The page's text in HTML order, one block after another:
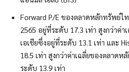
Forward P/E ของตลาดหลักทรัพย์
2565 อยู่ที่ระดับ 17.3 เท่า สูงกว่าค่
เอเชียซึ่งอยู่ที่ระดับ 13.1 เท่า และ
18.5 เท่า สูงกว่าค่าเฉลี่ยของตลาดห
ระดับ 13.9 เท่า